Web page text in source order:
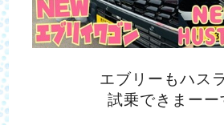
エブリーもハス
試乗できまーー